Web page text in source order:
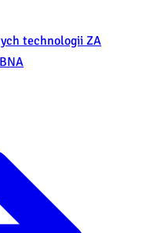
technologii ZA